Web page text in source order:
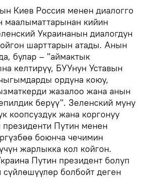
Киев Россия менен диалогго
маалыматтарынан кийин
Украинанын диалогдун
шарттарын атады. Анын
булар – "аймактык
келтирүү, БУУнун Уставын
ордуна коюу,
жазалоо жана анын
берүү". Зеленский муну
коопсуздук жана коргонуу
Путин менен
боюнча чечимин
жарлыкка кол койгон.
Путин президент болуп
сүйлөшүүлөр болбойт деген